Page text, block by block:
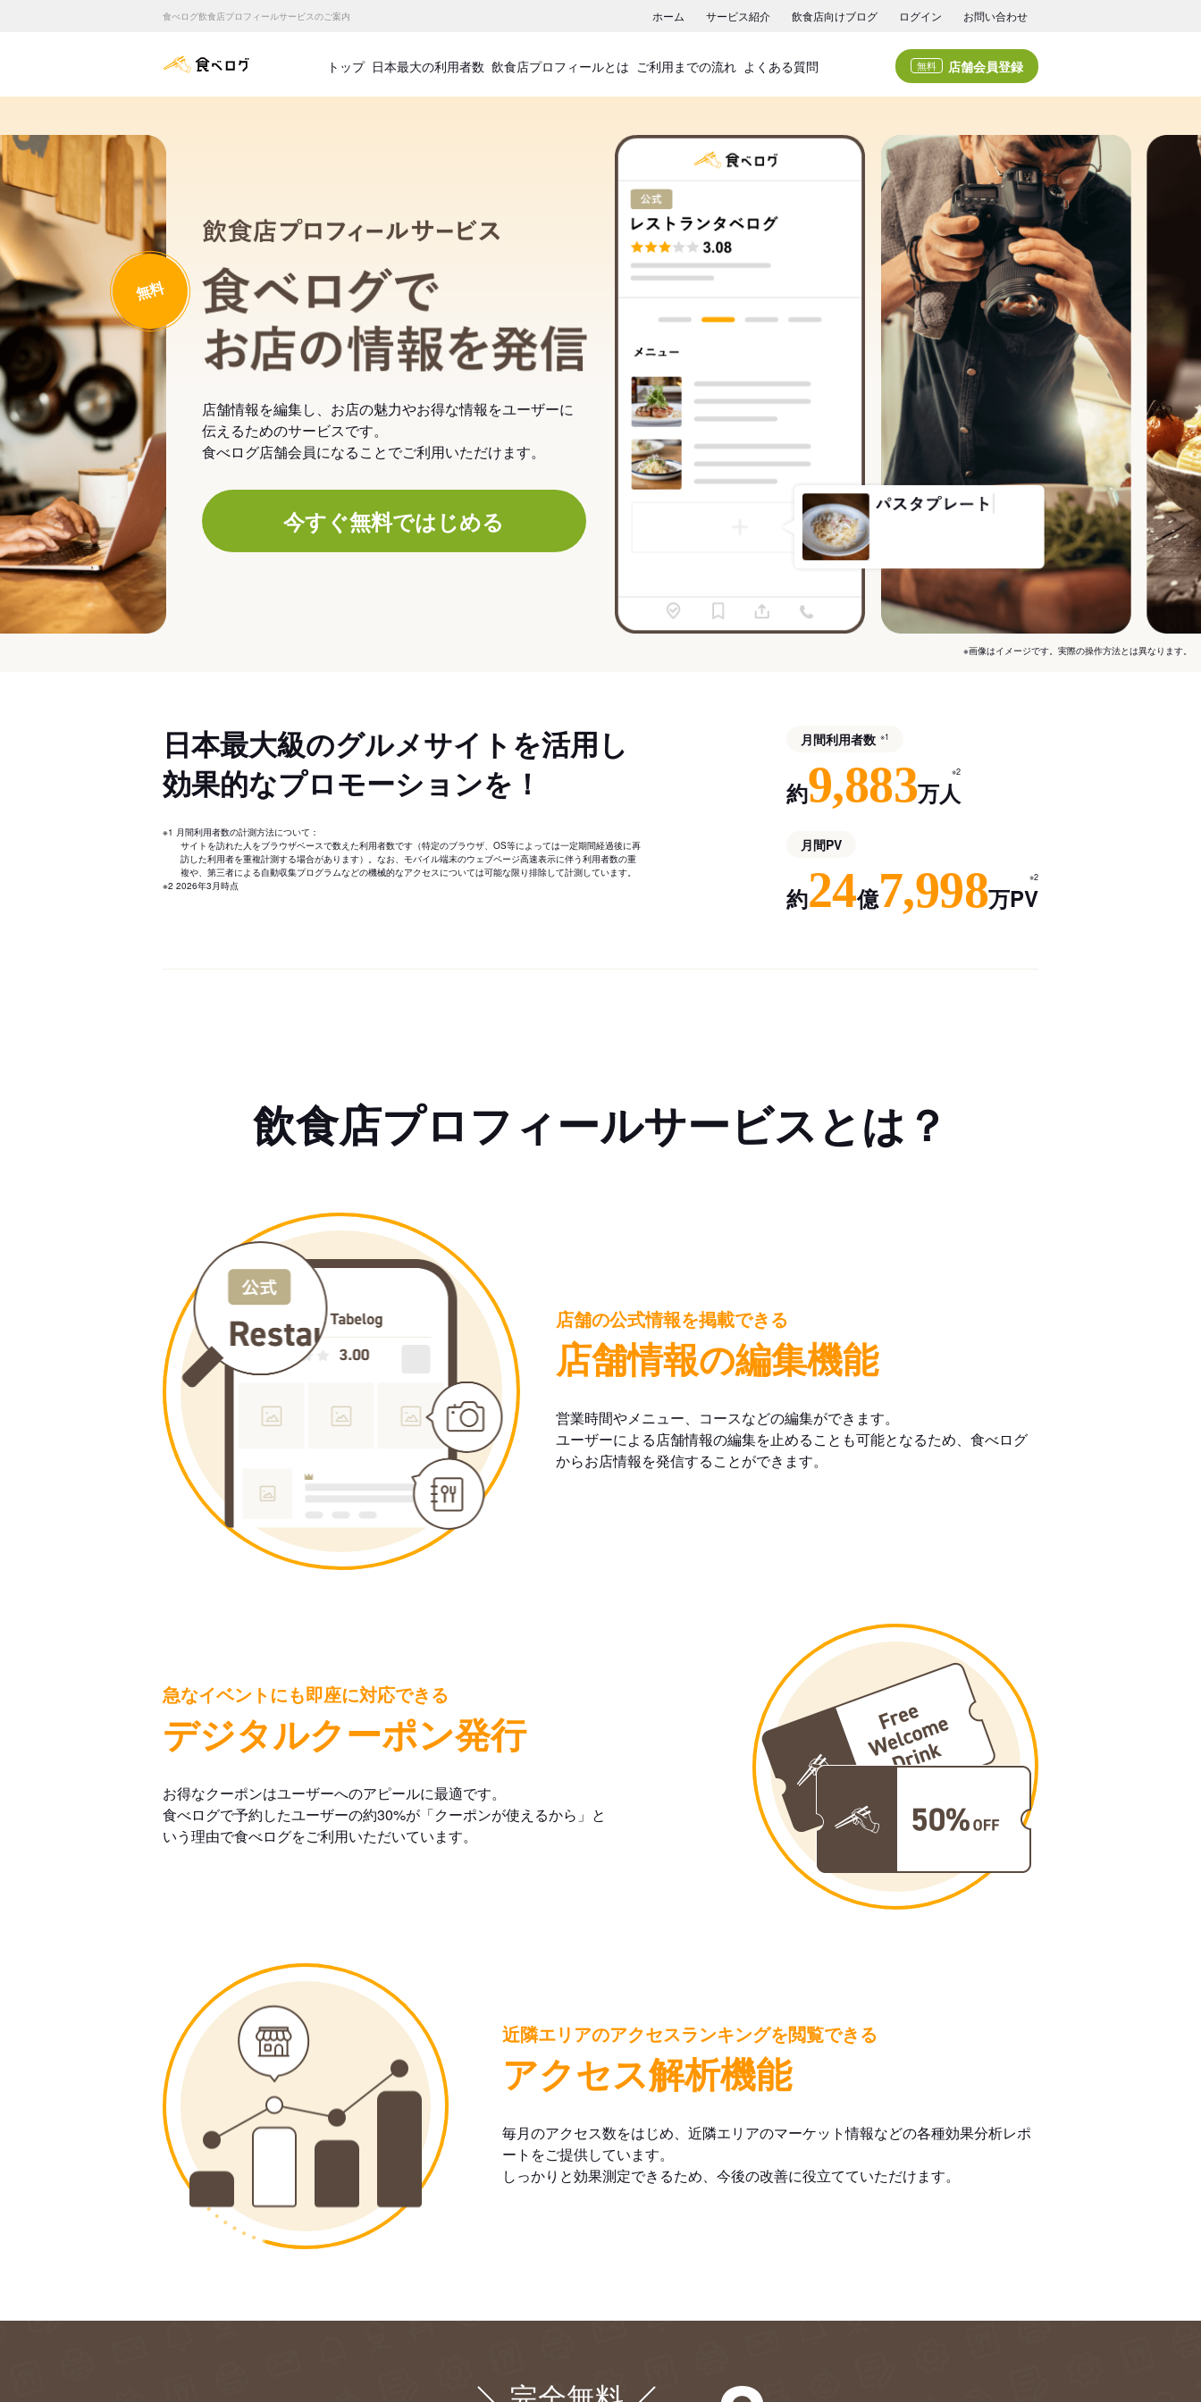
食べログ飲食店プロフィールサービスのご案内 ホーム サービス紹介 飲食店向けブログ ログイン お問い合わせ
食べログ店舗管理画面
トップ 日本最大の利用者数 飲食店プロフィールとは ご利用までの流れ よくある質問 無料 店舗会員登録
飲食店プロフィールサービス
食べログでお店の情報を発信
無料
店舗情報を編集し、お店の魅力やお得な情報をユーザーに
伝えるためのサービスです。
食べログ店舗会員になることでご利用いただけます。
今すぐ無料ではじめる
※画像はイメージです。実際の操作方法とは異なります。
日本最大級のグルメサイトを活用し
効果的なプロモーションを！
※1 月間利用者数の計測方法について：
サイトを訪れた人をブラウザベースで数えた利用者数です（特定のブラウザ、OS等によっては一定期間経過後に再
訪した利用者を重複計測する場合があります）。なお、モバイル端末のウェブページ高速表示に伴う利用者数の重
複や、第三者による自動収集プログラムなどの機械的なアクセスについては可能な限り排除して計測しています。
※2 2026年3月時点
月間利用者数 ※1
約9,883万人
※2
月間PV
約24億7,998万PV
※2
飲食店プロフィールサービスとは？
店舗の公式情報を掲載できる
店舗情報の編集機能
営業時間やメニュー、コースなどの編集ができます。
ユーザーによる店舗情報の編集を止めることも可能となるため、食べログ
からお店情報を発信することができます。
急なイベントにも即座に対応できる
デジタルクーポン発行
お得なクーポンはユーザーへのアピールに最適です。
食べログで予約したユーザーの約30%が「クーポンが使えるから」と
いう理由で食べログをご利用いただいています。
近隣エリアのアクセスランキングを閲覧できる
アクセス解析機能
毎月のアクセス数をはじめ、近隣エリアのマーケット情報などの各種効果分析レポ
ートをご提供しています。
しっかりと効果測定できるため、今後の改善に役立てていただけます。